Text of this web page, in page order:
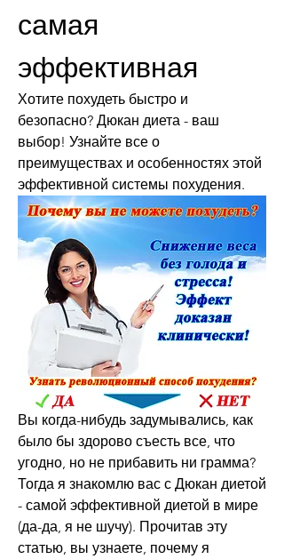
самая
эффективная
Хотите похудеть быстро и
безопасно? Дюкан диета - ваш
выбор! Узнайте все о
преимуществах и особенностях этой
эффективной системы похудения.
Вы когда-нибудь задумывались, как
было бы здорово съесть все, что
угодно, но не прибавить ни грамма?
Тогда я знакомлю вас с Дюкан диетой
- самой эффективной диетой в мире
(да-да, я не шучу). Прочитав эту
статью, вы узнаете, почему я